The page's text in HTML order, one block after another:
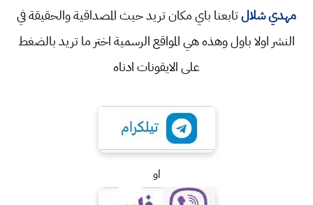
مهدي شلالتابعنا باي مكان تريد حيث المصداقية والحقيقة في
النشر اولا باول وهذه هي المواقع الرسمية اختر ما تريد بالضغط
على الايقونات ادناه
او